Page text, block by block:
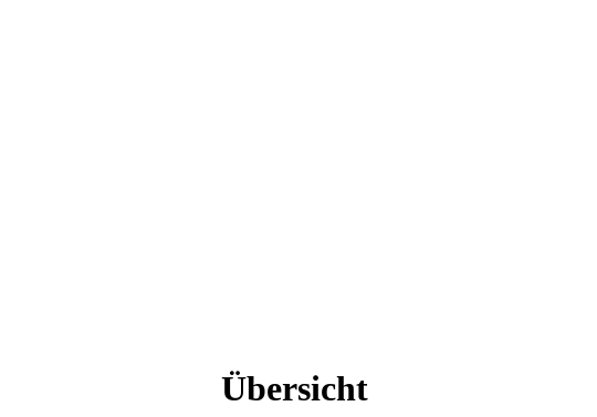
Übersicht